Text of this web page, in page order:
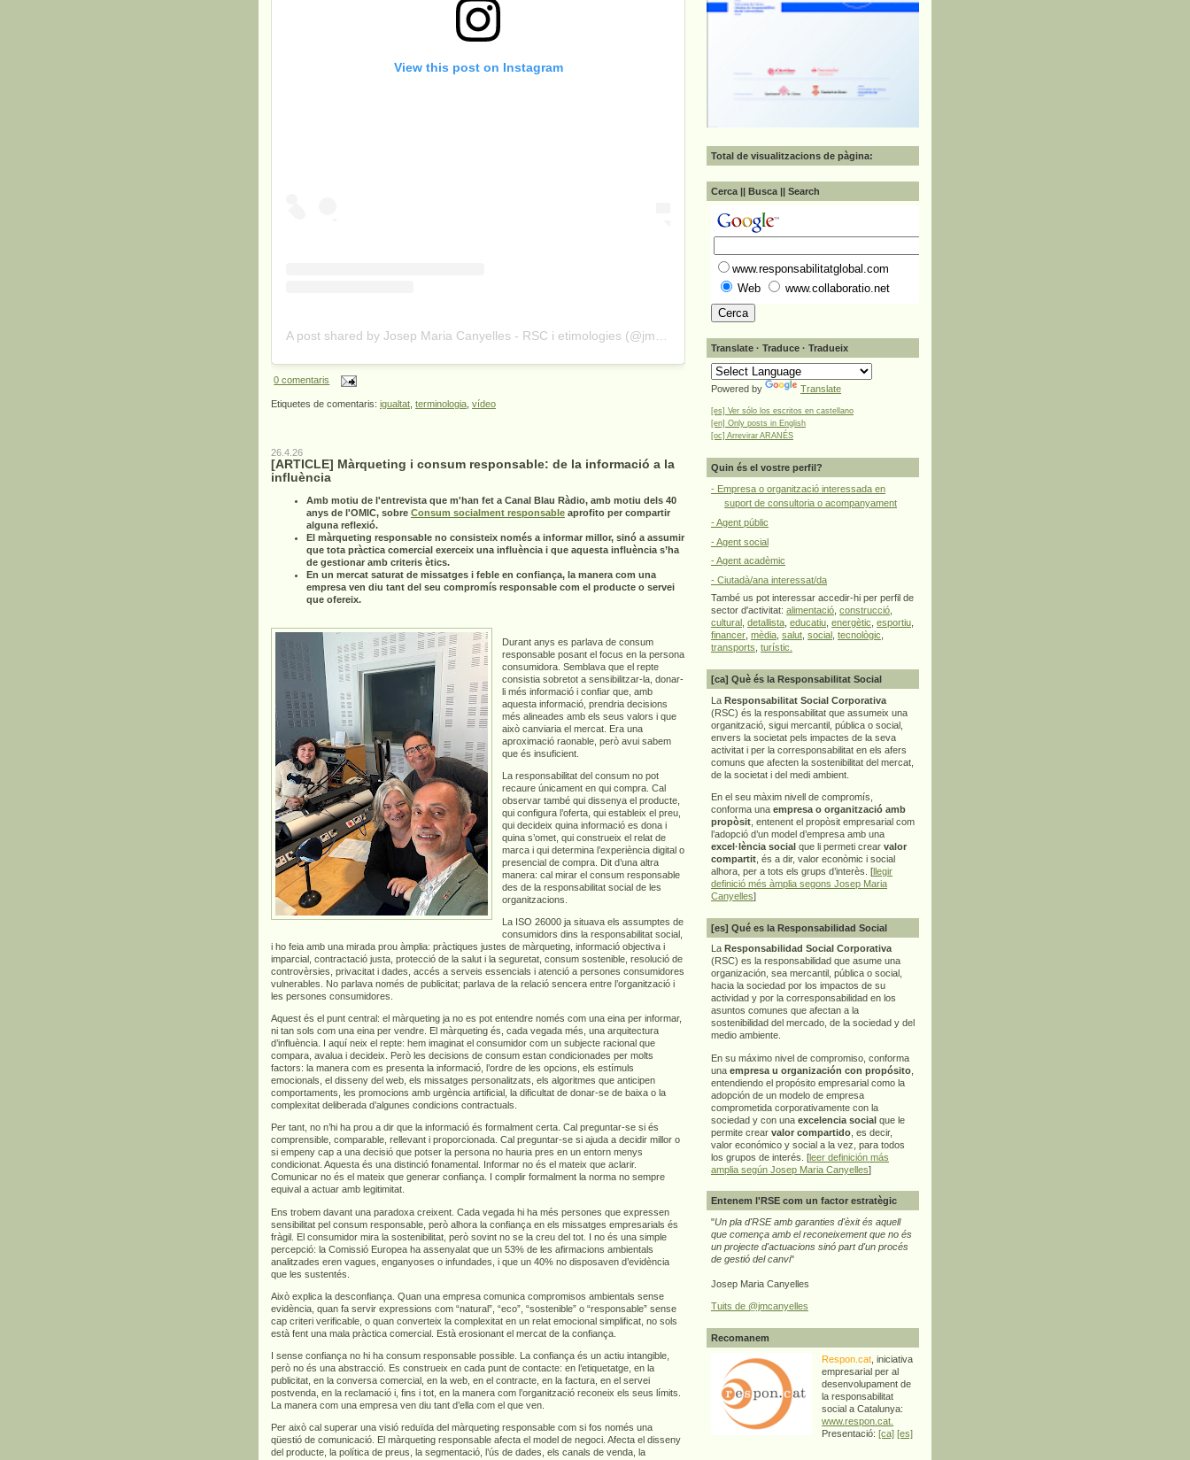
View this post on Instagram
A post shared by Josep Maria Canyelles - RSC i etimologies (@jmcanyelles)
0 comentaris
Etiquetes de comentaris: igualtat terminologia vídeo
26.4.26
[ARTICLE] Màrqueting i consum responsable: de la informació a la
influència
Amb motiu de l'entrevista que m'han fet a Canal Blau Ràdio, amb motiu dels 40
anys de l'OMIC, sobre Consum socialment responsable aprofito per compartir
alguna reflexió.
El màrqueting responsable no consisteix només a informar millor, sinó a assumir
que tota pràctica comercial exerceix una influència i que aquesta influència s’ha
de gestionar amb criteris ètics.
En un mercat saturat de missatges i feble en confiança, la manera com una
empresa ven diu tant del seu compromís responsable com el producte o servei
que ofereix.
Durant anys es parlava de consum
responsable posant el focus en la persona
consumidora. Semblava que el repte
consistia sobretot a sensibilitzar-la, donar-
li més informació i confiar que, amb
aquesta informació, prendria decisions
més alineades amb els seus valors i que
això canviaria el mercat. Era una
aproximació raonable, però avui sabem
que és insuficient.
La responsabilitat del consum no pot
recaure únicament en qui compra. Cal
observar també qui dissenya el producte,
qui configura l’oferta, qui estableix el preu,
qui decideix quina informació es dona i
quina s’omet, qui construeix el relat de
marca i qui determina l’experiència digital o
presencial de compra. Dit d’una altra
manera: cal mirar el consum responsable
des de la responsabilitat social de les
organitzacions.
La ISO 26000 ja situava els assumptes de
consumidors dins la responsabilitat social,
i ho feia amb una mirada prou àmplia: pràctiques justes de màrqueting, informació objectiva i
imparcial, contractació justa, protecció de la salut i la seguretat, consum sostenible, resolució de
controvèrsies, privacitat i dades, accés a serveis essencials i atenció a persones consumidores
vulnerables. No parlava només de publicitat; parlava de la relació sencera entre l’organització i
les persones consumidores.
Aquest és el punt central: el màrqueting ja no es pot entendre només com una eina per informar,
ni tan sols com una eina per vendre. El màrqueting és, cada vegada més, una arquitectura
d’influència. I aquí neix el repte: hem imaginat el consumidor com un subjecte racional que
compara, avalua i decideix. Però les decisions de consum estan condicionades per molts
factors: la manera com es presenta la informació, l’ordre de les opcions, els estímuls
emocionals, el disseny del web, els missatges personalitzats, els algoritmes que anticipen
comportaments, les promocions amb urgència artificial, la dificultat de donar-se de baixa o la
complexitat deliberada d’algunes condicions contractuals.
Per tant, no n’hi ha prou a dir que la informació és formalment certa. Cal preguntar-se si és
comprensible, comparable, rellevant i proporcionada. Cal preguntar-se si ajuda a decidir millor o
si empeny cap a una decisió que potser la persona no hauria pres en un entorn menys
condicionat. Aquesta és una distinció fonamental. Informar no és el mateix que aclarir.
Comunicar no és el mateix que generar confiança. I complir formalment la norma no sempre
equival a actuar amb legitimitat.
Ens trobem davant una paradoxa creixent. Cada vegada hi ha més persones que expressen
sensibilitat pel consum responsable, però alhora la confiança en els missatges empresarials és
fràgil. El consumidor mira la sostenibilitat, però sovint no se la creu del tot. I no és una simple
percepció: la Comissió Europea ha assenyalat que un 53% de les afirmacions ambientals
analitzades eren vagues, enganyoses o infundades, i que un 40% no disposaven d’evidència
que les sustentés.
Això explica la desconfiança. Quan una empresa comunica compromisos ambientals sense
evidència, quan fa servir expressions com “natural”, “eco”, “sostenible” o “responsable” sense
cap criteri verificable, o quan converteix la complexitat en un relat emocional simplificat, no sols
està fent una mala pràctica comercial. Està erosionant el mercat de la confiança.
I sense confiança no hi ha consum responsable possible. La confiança és un actiu intangible,
però no és una abstracció. Es construeix en cada punt de contacte: en l’etiquetatge, en la
publicitat, en la conversa comercial, en la web, en el contracte, en la factura, en el servei
postvenda, en la reclamació i, fins i tot, en la manera com l’organització reconeix els seus límits.
La manera com una empresa ven diu tant d’ella com el que ven.
Per això cal superar una visió reduïda del màrqueting responsable com si fos només una
qüestió de comunicació. El màrqueting responsable afecta el model de negoci. Afecta el disseny
del producte, la política de preus, la segmentació, l’ús de dades, els canals de venda, la
Total de visualitzacions de pàgina:
Cerca || Busca || Search
www.responsabilitatglobal.com
Web
www.collaboratio.net
Translate · Traduce · Tradueix
Powered by Translate
[es] Ver sólo los escritos en castellano
[en] Only posts in English
[oc] Arrevirar ARANÉS
Quin és el vostre perfil?
- Empresa o organització interessada en
suport de consultoria o acompanyament
- Agent públic
- Agent social
- Agent acadèmic
- Ciutadà/ana interessat/da
També us pot interessar accedir-hi per perfil de
sector d'activitat: alimentació construcció
cultural
detallista educatiu energètic esportiu
financer mèdia salut social tecnològic
transports turístic.
[ca] Què és la Responsabilitat Social
La Responsabilitat Social Corporativa
(RSC) és la responsabilitat que assumeix una
organització, sigui mercantil, pública o social,
envers la societat pels impactes de la seva
activitat i per la corresponsabilitat en els afers
comuns que afecten la sostenibilitat del mercat,
de la societat i del medi ambient.
En el seu màxim nivell de compromís,
conforma una empresa o organització amb
propòsit , entenent el propòsit empresarial com
l’adopció d’un model d’empresa amb una
excel·lència social que li permeti crear valor
compartit , és a dir, valor econòmic i social
alhora, per a tots els grups d’interès. [llegir
definició més àmplia segons Josep Maria
Canyelles]
[es] Qué es la Responsabilidad Social
La Responsabilidad Social Corporativa
(RSC) es la responsabilidad que asume una
organización, sea mercantil, pública o social,
hacia la sociedad por los impactos de su
actividad y por la corresponsabilidad en los
asuntos comunes que afectan a la
sostenibilidad del mercado, de la sociedad y del
medio ambiente.
En su máximo nivel de compromiso, conforma
una empresa u organización con propósito
entendiendo el propósito empresarial como la
adopción de un modelo de empresa
comprometida corporativamente con la
sociedad y con una excelencia social que le
permite crear valor compartido , es decir,
valor económico y social a la vez, para todos
los grupos de interés. [leer definición más
amplia según Josep Maria Canyelles]
Entenem l'RSE com un factor estratègic
"Un pla d'RSE amb garanties d'èxit és aquell
que comença amb el reconeixement que no és
un projecte d'actuacions sinó part d'un procés
de gestió del canvi"
Josep Maria Canyelles
Tuits de @jmcanyelles
Recomanem
Respon.cat , iniciativa
empresarial per al
desenvolupament de
la responsabilitat
social a Catalunya:
www.respon.cat.
Presentació:[ca] [es]